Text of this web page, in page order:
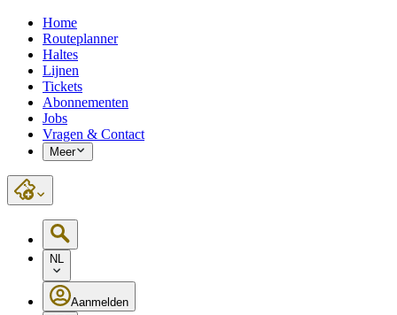
Home
Routeplanner
Haltes
Lijnen
Tickets
Abonnementen
Jobs
Vragen & Contact
Meer
NL
Aanmelden